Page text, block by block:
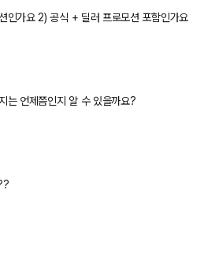
로모션은 1) 공식 프로모션인가요 2) 공식 + 딜러 프로모션 포함인가요
는 언제쯤인지 알 수 있을까요?